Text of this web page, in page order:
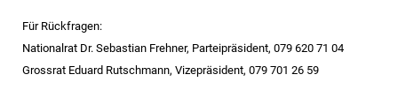
Für Rückfragen:
Nationalrat Dr. Sebastian Frehner, Parteipräsident, 079 620 71 04
Grossrat Eduard Rutschmann, Vizepräsident, 079 701 26 59